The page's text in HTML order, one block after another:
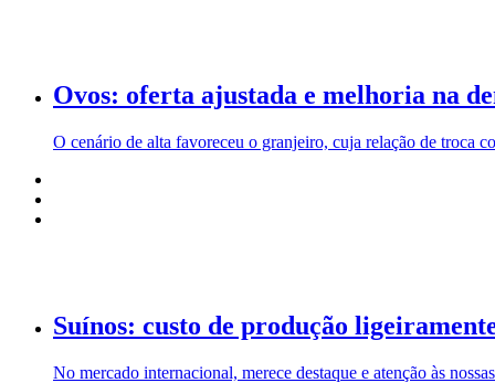
Ovos: oferta ajustada e melhoria na
O cenário de alta favoreceu o granjeiro, cuja relação de troca
Suínos: custo de produção
No mercado internacional, merece destaque e atenção às